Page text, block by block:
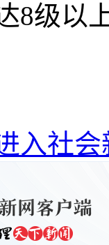
8级以
入社会